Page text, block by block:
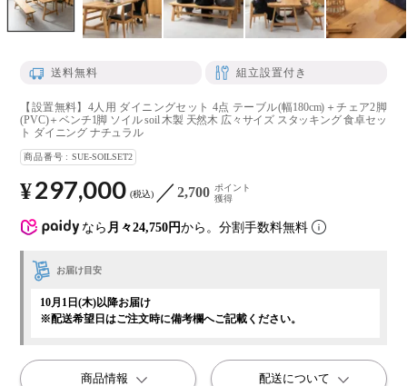
送料無料 組立設置付き
【設置無料】4人用 ダイニングセット 4点 テーブル(幅180cm)＋チェア2脚
(PVC)＋ベンチ1脚 ソイル soil 木製 天然木 広々サイズ スタッキング 食卓セッ
ト ダイニング ナチュラル
商品番号 SUE-SOILSET2
なら 月々24,750円から。分割手数料無料
¥297,000 税込 2,700 ポイント
獲得
お届け目安
10月1日(木)以降お届け
※配送希望日はご注文時に備考欄へご記載ください。
商品情報 配送について